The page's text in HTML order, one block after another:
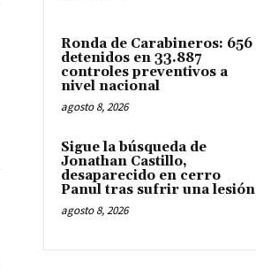
Ronda de Carabineros: 656
detenidos en 33.887
controles preventivos a
nivel nacional
agosto 8, 2026
Sigue la búsqueda de
Jonathan Castillo,
desaparecido en cerro
Panul tras sufrir una lesión
agosto 8, 2026